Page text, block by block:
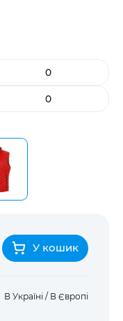
0
0
У кошик
В Україні / В Європі